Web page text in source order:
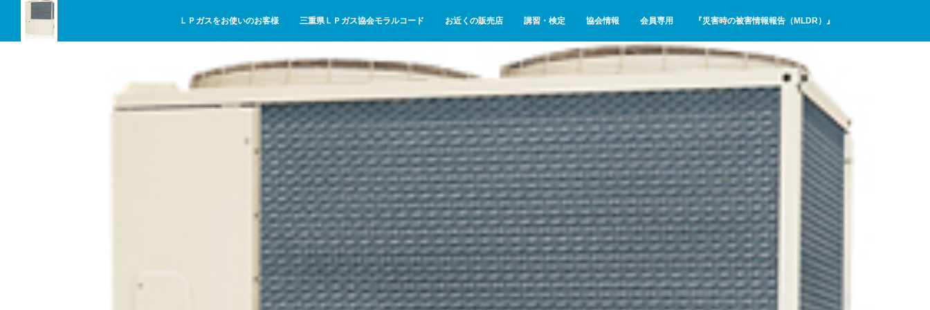
ＬＰガスをお使いのお客様 三重県ＬＰガス協会モラルコード お近くの販売店 講習・検定 協会情報 会員専用 『災害時の被害情報報告（MLDR）』